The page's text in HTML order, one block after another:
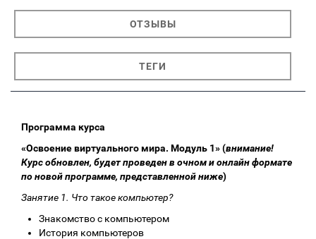
ОТЗЫВЫ
ТЕГИ
Программа курса
«Освоение виртуального мира. Модуль 1» (внимание!
Курс обновлен, будет проведен в очном и онлайн формате
по новой программе, представленной ниже)
Занятие 1. Что такое компьютер?
Знакомство с компьютером
История компьютеров